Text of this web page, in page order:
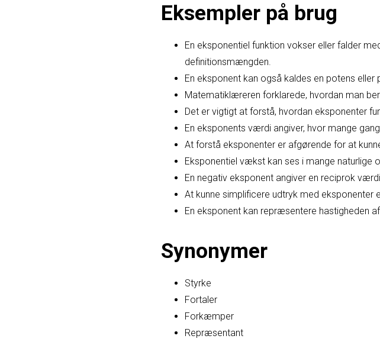
Eksempler på brug
En eksponentiel funktion vokser eller falder
definitionsmængden.
En eksponent kan også kaldes en potens eller
Matematiklæreren forklarede, hvordan man
Det er vigtigt at forstå, hvordan eksponenter
En eksponents værdi angiver, hvor mange
At forstå eksponenter er afgørende for at
Eksponentiel vækst kan ses i mange naturlige
En negativ eksponent angiver en reciprok
At kunne simplificere udtryk med
En eksponent kan repræsentere hastigheden
Synonymer
Styrke
Fortaler
Forkæmper
Repræsentant